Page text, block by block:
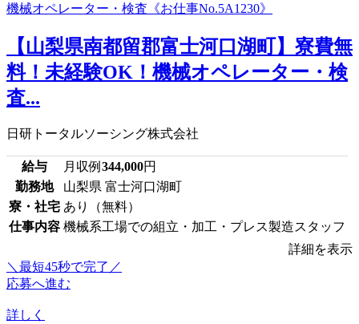
【山梨県南都留郡富士河口湖町】寮費無
料！未経験OK！機械オペレーター・検
査...
日研トータルソーシング株式会社
給与 月収例 344,000円
勤務地
山梨県 富士河口湖町
寮・社宅 あり（無料）
仕事内容 機械系工場での組立・加工・プレス製造スタッフ
詳細を表示
＼最短45秒で完了／
応募へ進む
詳しく